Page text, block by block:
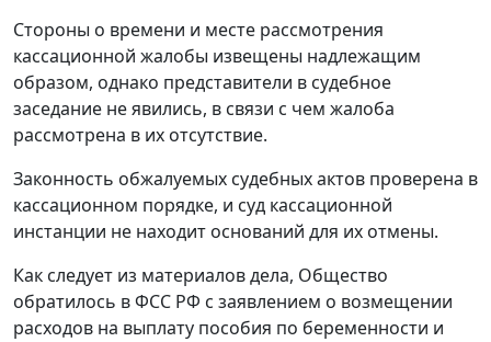
Стороны о времени и месте рассмотрения
кассационной жалобы извещены надлежащим
образом, однако представители в судебное
заседание не явились, в связи с чем жалоба
рассмотрена в их отсутствие.
Законность обжалуемых судебных актов проверена в
кассационном порядке, и суд кассационной
инстанции не находит оснований для их отмены.
Как следует из материалов дела, Общество
обратилось в ФСС РФ с заявлением о возмещении
расходов на выплату пособия по беременности и